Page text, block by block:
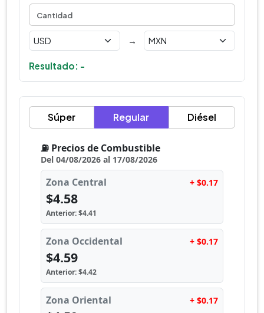
→
Resultado: -
Súper Regular Diésel